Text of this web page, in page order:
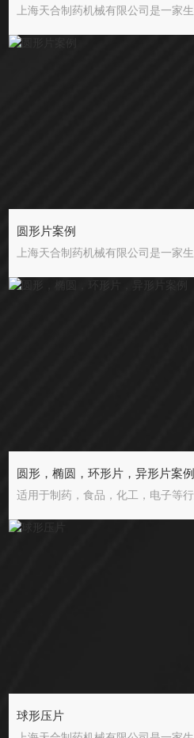
圆形片案例
圆形，椭圆，环形片，异形片案例
适用于制药，食品，化工，电子等
球形压片